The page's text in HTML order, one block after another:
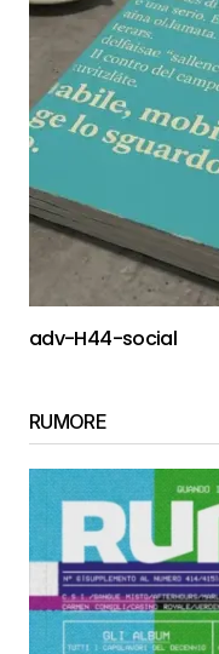
adv-H44-social
RUMORE